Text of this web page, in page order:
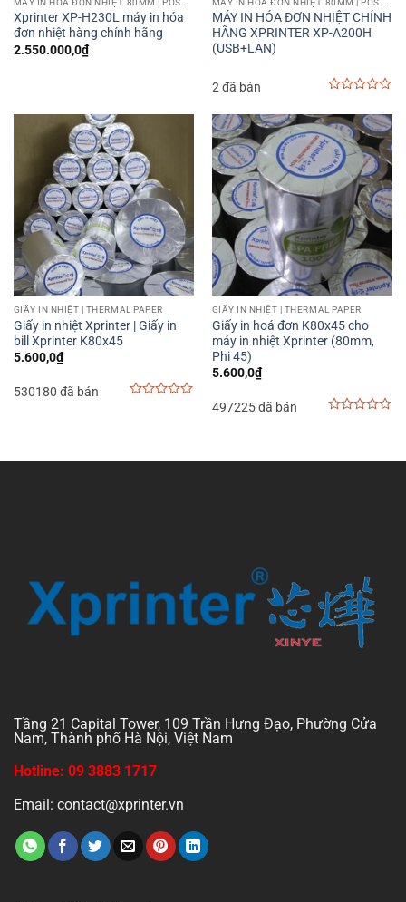
Xprinter XP-H230L máy in hóa
đơn nhiệt hàng chính hãng
2.550.000,0₫
MÁY IN HÓA ĐƠN NHIỆT CHÍNH
HÃNG XPRINTER XP-A200H
(USB+LAN)
2 đã bán
out
of
5
GIẤY IN NHIỆT | THERMAL PAPER
Giấy in nhiệt Xprinter | Giấy in
bill Xprinter K80x45
5.600,0₫
530180 đã bán
GIẤY IN NHIỆT | THERMAL PAPER
Giấy in hoá đơn K80x45 cho
máy in nhiệt Xprinter (80mm,
Phi 45)
5.600,0₫
497225 đã bán
5
Tầng 21 Capital Tower, 109 Trần Hưng Đạo, Phường Cửa
Nam, Thành phố Hà Nội, Việt Nam
Hotline: 09 3883 1717
Email: contact@xprinter.vn